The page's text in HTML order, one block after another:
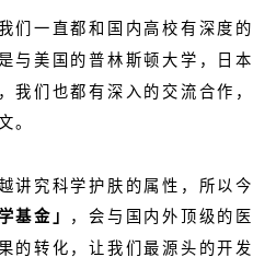
们一直都和国内高校有深度的
与美国的普林斯顿大学，日本
我们也都有深入的交流合作，
。
讲究科学护肤的属性，所以今
基金」 ，会与国内外顶级的医
的转化，让我们最源头的开发